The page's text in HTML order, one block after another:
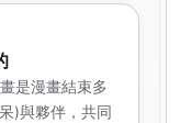
是漫畫結束多
)與夥伴，共同